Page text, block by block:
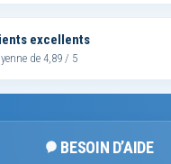
excellents
de 4,89 / 5
BESOIN D’AIDE